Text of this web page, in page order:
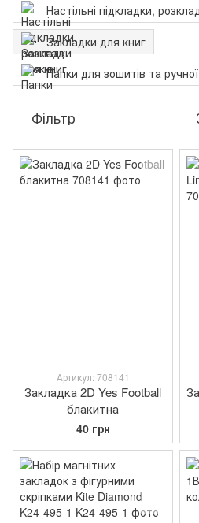
Настільні підкладки,
Закладки для книг
Папки для зошитів та
Фільтр
Артикул: 708141
Закладка 2D Yes Football
блакитна
40 грн